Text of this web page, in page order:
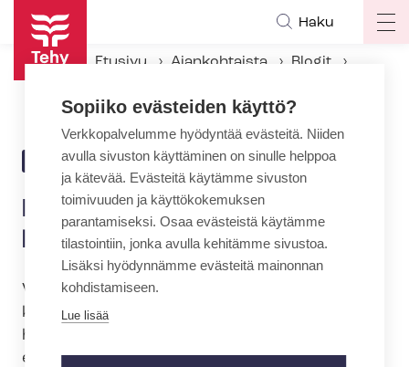
Hyppää
pääsisältöön
Haku
Etusivu Ajankohtaista
Blogit
BLOGI 15.2.2015 | 22:00
Löytyykö työpaikaltasi
kiusaajia?
Vähintään joka neljäs on kokenut epäasiallista
kohtelua tai kiusaamista työpaikalla Kevan työ­
hy­vin­voin­ti­tut­ki­muk­sen mukaan. On surullista,
että kuntatyössä terveysala nousee tilastoissa
Sopiiko evästeiden käyttö?
Verkkopalvelumme hyödyntää evästeitä. Niiden
avulla sivuston käyttäminen on sinulle helppoa
ja kätevää. Evästeitä käytämme sivuston
toimivuuden ja käyttökokemuksen
parantamiseksi. Osaa evästeistä käytämme
tilastointiin, jonka avulla kehitämme sivustoa.
Lisäksi hyödynnämme evästeitä mainonnan
kohdistamiseen.
Lue lisää